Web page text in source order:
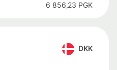
6 856,23 PGK
DKK